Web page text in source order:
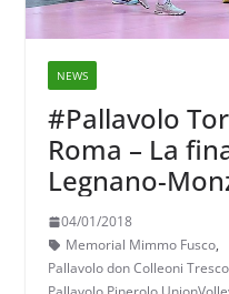
NEWS
#Pallavolo
Roma – La
Legnano-
04/01/2018
Memorial Mimmo Fusco,
Pallavolo don Colleoni